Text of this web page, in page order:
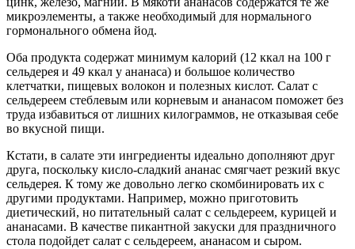
микроэлементы, а также необходимый для нормального
гормонального обмена йод.
Оба продукта содержат минимум калорий (12 ккал на 100 г
сельдерея и 49 ккал у ананаса) и большое количество
клетчатки, пищевых волокон и полезных кислот. Салат с
сельдереем стеблевым или корневым и ананасом поможет без
труда избавиться от лишних килограммов, не отказывая себе
во вкусной пищи.
Кстати, в салате эти ингредиенты идеально дополняют друг
друга, поскольку кисло-сладкий ананас смягчает резкий вкус
сельдерея. К тому же довольно легко скомбинировать их с
другими продуктами. Например, можно приготовить
диетический, но питательный салат с сельдереем, курицей и
ананасами. В качестве пикантной закуски для праздничного
стола подойдет салат с сельдереем, ананасом и сыром.